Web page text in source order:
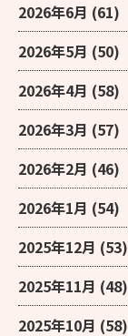
2026年6月 (61)
2026年5月 (50)
2026年4月 (58)
2026年3月 (57)
2026年2月 (46)
2026年1月 (54)
2025年12月 (53)
2025年11月 (48)
2025年10月 (58)